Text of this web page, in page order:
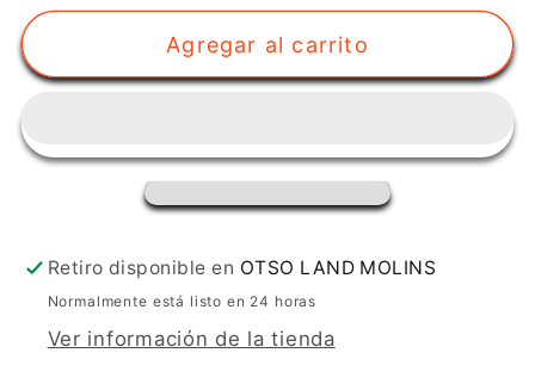
para
Calcetines
Multisport
-
&amp;
Fluo
Yellow
para
Calcetines
Multisport
-
Electric
&amp;
Fluo
Yellow
Agregar al carrito
Retiro disponible en OTSO LAND MOLINS
Normalmente está listo en 24 horas
Ver información de la tienda